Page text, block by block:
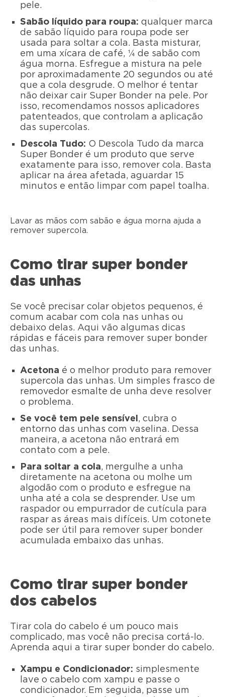
pele.
Sabão líquido para roupa: qualquer marca
de sabão líquido para roupa pode ser
usada para soltar a cola. Basta misturar,
em uma xícara de café, ¼ de sabão com
água morna. Esfregue a mistura na pele
por aproximadamente 20 segundos ou até
que a cola desgrude. O melhor é tentar
não deixar cair Super Bonder na pele. Por
isso, recomendamos nossos aplicadores
patenteados, que controlam a aplicação
das supercolas.
Descola Tudo: O Descola Tudo da marca
Super Bonder é um produto que serve
exatamente para isso, remover cola. Basta
aplicar na área afetada, aguardar 15
minutos e então limpar com papel toalha.
Lavar as mãos com sabão e água morna ajuda a
remover supercola.
Como tirar super bonder
das unhas
Se você precisar colar objetos pequenos, é
comum acabar com cola nas unhas ou
debaixo delas. Aqui vão algumas dicas
rápidas e fáceis para remover super bonder
das unhas.
Acetona é o melhor produto para remover
supercola das unhas. Um simples frasco de
removedor esmalte de unha deve resolver
o problema.
Se você tem pele sensível , cubra o
entorno das unhas com vaselina. Dessa
maneira, a acetona não entrará em
contato com a pele.
Para soltar a cola, mergulhe a unha
diretamente na acetona ou molhe um
algodão com o produto e esfregue na
unha até a cola se desprender. Use um
raspador ou empurrador de cutícula para
raspar as áreas mais difíceis. Um cotonete
pode ser útil para remover super bonder
acumulada embaixo das unhas.
Como tirar super bonder
dos cabelos
Tirar cola do cabelo é um pouco mais
complicado, mas você não precisa cortá-lo.
Aprenda aqui a tirar super bonder do cabelo.
Xampu e Condicionador: simplesmente
lave o cabelo com xampu e passe o
condicionador. Em seguida, passe um